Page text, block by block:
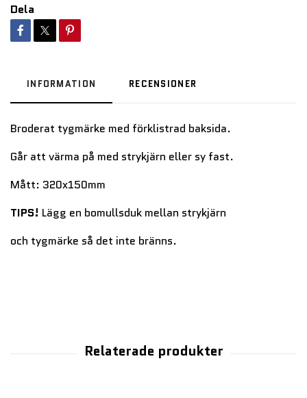
Dela
INFORMATION RECENSIONER
Broderat tygmärke med förklistrad baksida.
Går att värma på med strykjärn eller sy fast.
Mått: 320x150mm
TIPS! Lägg en bomullsduk mellan strykjärn
och tygmärke så det inte bränns.